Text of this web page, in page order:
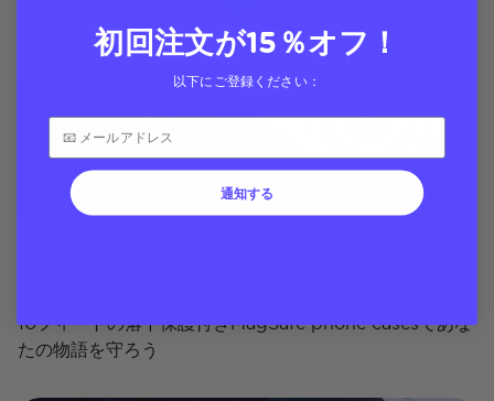
10フィートの落下保護付きMagSafe phone casesであな
たの物語を守ろう
初回注文が15％オフ！
以下にご登録ください：
通知する